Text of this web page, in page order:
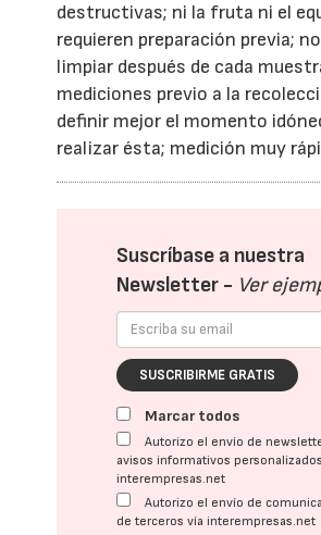
destructivas; ni la fruta ni el
requieren preparación previa;
limpiar después de cada
mediciones previo a la
definir mejor el momento
realizar ésta; medición muy
Suscríbase a nuestra
Newsletter - Ver
SUSCRIBIRME GRATIS
Marcar todos
Autorizo el envío de
avisos informativos
interempresas.net
Autorizo el envío de
de terceros vía interempresas.net